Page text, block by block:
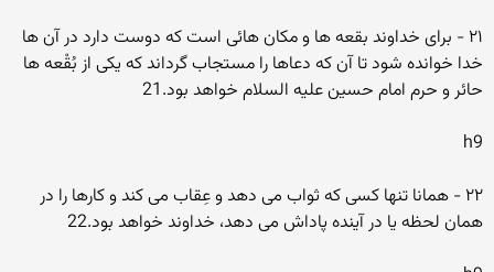
۲۱ - براى خداوند بقعه ها و مکان هائى است که دوست دارد در آن ها
خدا خوانده شود تا آن که دعاها را مستجاب گرداند که یکى از بُقْعه ها
حائر و حرم امام حسین علیه السلام خواهد بود.21
h9
۲۲ - همانا تنها کسى که ثواب مى دهد و عِقاب مى کند و کارها را در
همان لحظه یا در آینده پاداش مى دهد، خداوند خواهد بود.22